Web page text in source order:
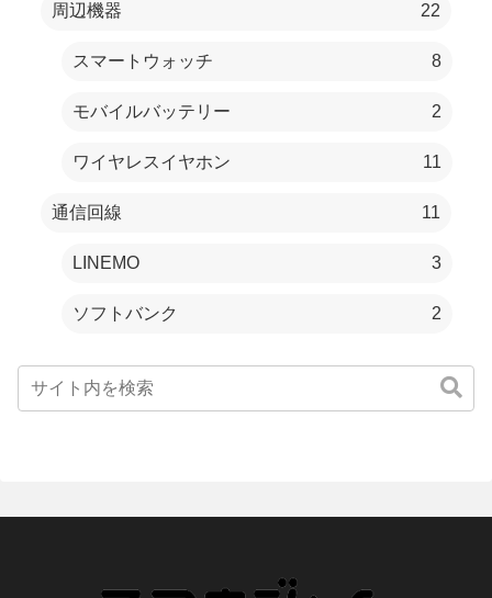
周辺機器 22
スマートウォッチ 8
モバイルバッテリー 2
ワイヤレスイヤホン 11
通信回線 11
LINEMO 3
ソフトバンク 2